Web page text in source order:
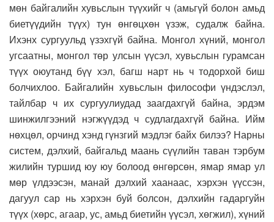
мөн байгалийн хувьслын түүхийг ч (амьгүй болон амьд
биетүүдийн түүх) тун өнгөцхөн үзэж, судалж байна.
Ихэнх сургуульд үзэхгүй байна. Монгол хүний, монгол
угсаатны, монгол төр улсын үүсэл, хувьслын гурамсан
түүх оюутанд бүү хэл, багш нарт нь ч тодорхой биш
болчихлоо. Байгалийн хувьслын философи үндэслэл,
тайлбар ч их сургуулиудад заагдахгүй байна, эрдэм
шинжилгээний нэгжүүдэд ч судлагдахгүй байна. Ийм
нөхцөл, орчинд хэнд гүнзгий мэдлэг байх билээ? Нарны
систем, дэлхий, байгальд маань сүүлийн таван тэрбум
жилийн туршид юу юу болоод өнгөрсөн, ямар ямар ул
мөр үлдээсэн, манай дэлхий хаанаас, хэрхэн үүссэн,
дагуул сар нь хэрхэн буй болсон, дэлхийн гадаргуйн
түүх (хөрс, агаар, ус, амьд биетийн үүсэл, хөгжил), хүний